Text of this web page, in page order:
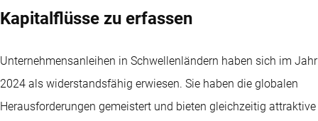
Kapitalflüsse zu erfassen
Unternehmensanleihen in Schwellenländern haben sich im Jahr
2024 als widerstandsfähig erwiesen. Sie haben die globalen
Herausforderungen gemeistert und bieten gleichzeitig attraktive